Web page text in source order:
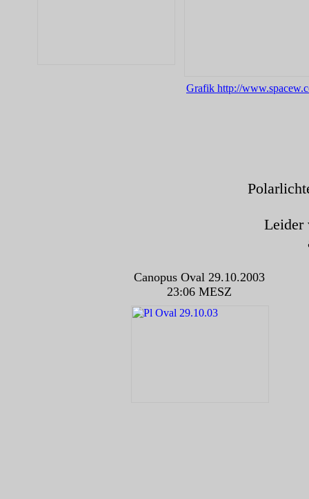
Grafik http://
Leider
Canopus Oval 29.10.2003
23:06 MESZ